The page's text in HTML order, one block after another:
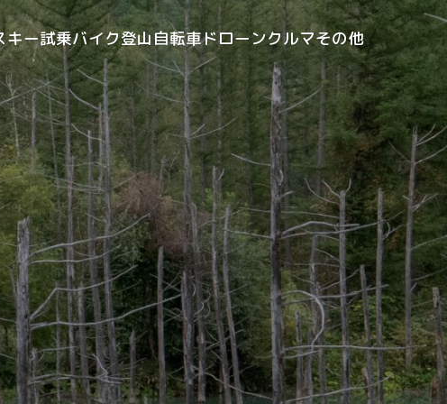
キー試乗バイク登山自転車ドローンクルマその他